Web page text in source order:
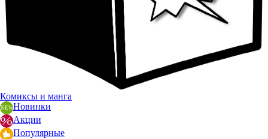
Комиксы и манга
Новинки
Акции
Популярные